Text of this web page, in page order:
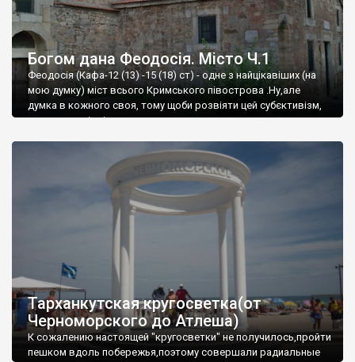
Богом дана Феодосія. Місто Ч.1
Феодосія (Кафа-12 (13) -15 (18) ст) - одне з найцікавіших (на
мою думку) міст всього Кримського півострова .Ну,але
думка в кожного своя, тому щоби розвіяти цей субєктивізм,
запрошую відвідати це
Тарханкутская кругосветка(от
Черноморского до Атлеша)
К сожалению настоящей "кругосветки" не получилось,пройти
пешком вдоль побережья,поэтому совершали радиальные